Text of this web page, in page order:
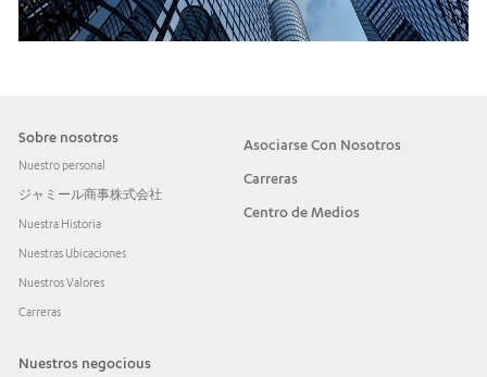
Sobre nosotros
Nuestro personal
ジャミール商事株式会社
Nuestra Historia
Nuestras Ubicaciones
Nuestros Valores
Carreras
Asociarse Con Nosotros
Carreras
Centro de Medios
Nuestros negocious